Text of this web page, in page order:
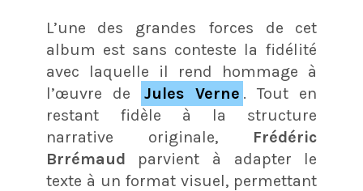
L’une des grandes forces de cet
album est sans conteste la fidélité
avec laquelle il rend hommage à
l’œuvre de
Jules Verne . Tout en
restant fidèle à la structure
narrative originale, Frédéric
Brrémaud parvient à adapter le
texte à un format visuel, permettant